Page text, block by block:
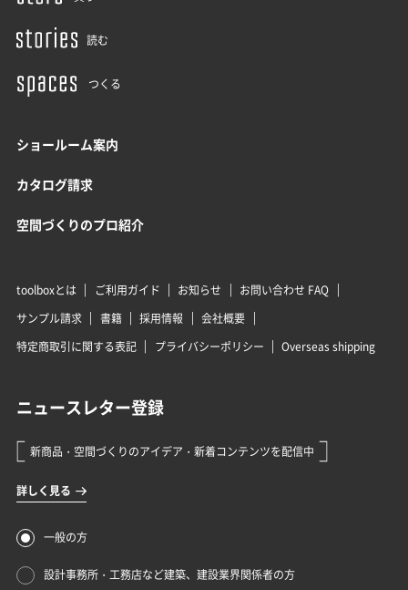
読む
つくる
ショールーム案内
カタログ請求
空間づくりのプロ紹介
toolboxとは ご利用ガイド お知らせ
お問い合わせ FAQ
サンプル請求
書籍 採用情報
会社概要
特定商取引に関する表記
プライバシーポリシー Overseas shipping